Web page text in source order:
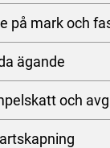
på mark och
ägande
och